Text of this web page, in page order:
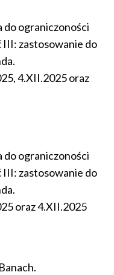
do ograniczoności
zastosowanie do
4.XII.2025 oraz
do ograniczoności
zastosowanie do
oraz 4.XII.2025